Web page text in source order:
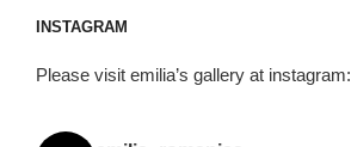
INSTAGRAM
Please visit emilia’s gallery at instagram: